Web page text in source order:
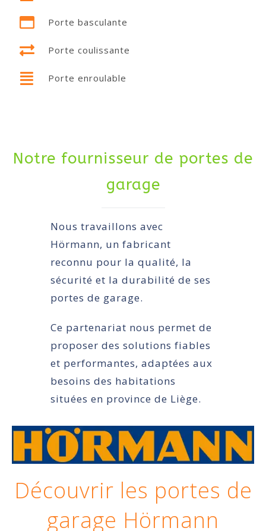
Porte basculante
Porte coulissante
Porte enroulable
Notre fournisseur de portes de
garage
Nous travaillons avec
Hörmann, un fabricant
reconnu pour la qualité, la
sécurité et la durabilité de ses
portes de garage.
Ce partenariat nous permet de
proposer des solutions fiables
et performantes, adaptées aux
besoins des habitations
situées en province de Liège.
Découvrir les portes de
garage Hörmann